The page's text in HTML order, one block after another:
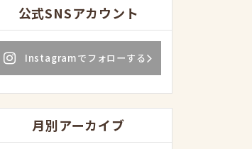
公式SNSアカウント
Instagramでフォローする
月別アーカイブ